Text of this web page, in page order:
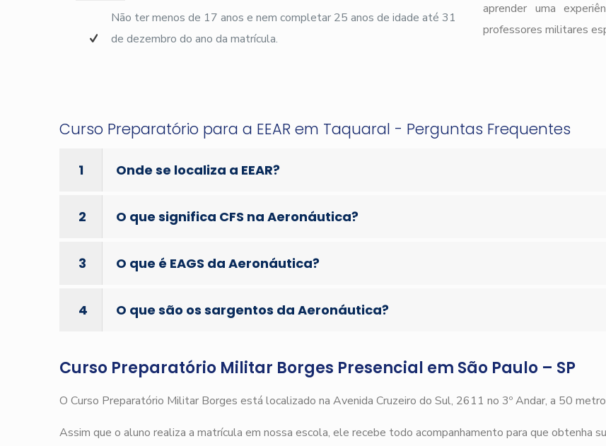
Não ter menos de 17 anos e nem completar 25 anos de idade até 31
de dezembro do ano da matrícula.
aprender uma
professores militares
Curso Preparatório para a EEAR em Taquaral - Perguntas Frequentes
1 Onde se localiza a EEAR?
2 O que significa CFS na Aeronáutica?
3 O que é EAGS da Aeronáutica?
4 O que são os sargentos da Aeronáutica?
Curso Preparatório Militar Borges Presencial em São Paulo – SP
O Curso Preparatório Militar Borges está localizado na Avenida Cruzeiro do Sul, 2611 no 3º Andar, a 50
Assim que o aluno realiza a matrícula em nossa escola, ele recebe todo acompanhamento para que obtenha